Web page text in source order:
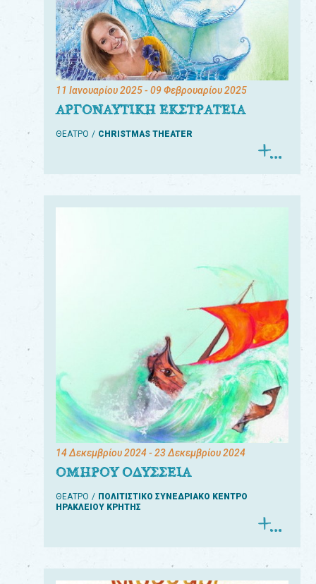
11 Ιανουαρίου 2025- 09 Φεβρουαρίου 2025
ΑΡΓΟΝΑΥΤΙΚΗ ΕΚΣΤΡΑΤΕΙΑ
ΘΕΑΤΡΟ CHRISTMAS THEATER
14 Δεκεμβρίου 2024- 23 Δεκεμβρίου 2024
ΟΜΗΡΟΥ ΟΔΥΣΣΕΙΑ
ΘΕΑΤΡΟ
ΠΟΛΙΤΙΣΤΙΚΟ ΣΥΝΕΔΡΙΑΚΟ ΚΕΝΤΡΟ
ΗΡΑΚΛΕΙΟΥ ΚΡΗΤΗΣ